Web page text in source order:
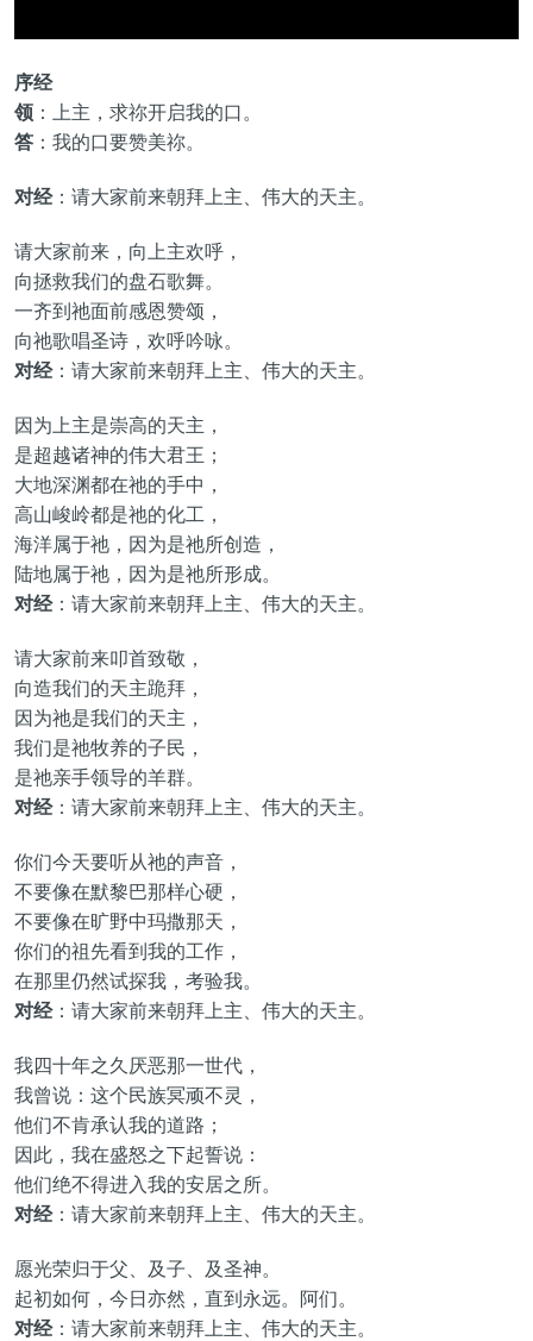
序经
领：上主，求祢开启我的口。
答：我的口要赞美祢。
对经：请大家前来朝拜上主、伟大的天主。
请大家前来，向上主欢呼，
向拯救我们的盘石歌舞。
一齐到祂面前感恩赞颂，
向祂歌唱圣诗，欢呼吟咏。
对经：请大家前来朝拜上主、伟大的天主。
因为上主是崇高的天主，
是超越诸神的伟大君王；
大地深渊都在祂的手中，
高山峻岭都是祂的化工，
海洋属于祂，因为是祂所创造，
陆地属于祂，因为是祂所形成。
对经：请大家前来朝拜上主、伟大的天主。
请大家前来叩首致敬，
向造我们的天主跪拜，
因为祂是我们的天主，
我们是祂牧养的子民，
是祂亲手领导的羊群。
对经：请大家前来朝拜上主、伟大的天主。
你们今天要听从祂的声音，
不要像在默黎巴那样心硬，
不要像在旷野中玛撒那天，
你们的祖先看到我的工作，
在那里仍然试探我，考验我。
对经：请大家前来朝拜上主、伟大的天主。
我四十年之久厌恶那一世代，
我曾说：这个民族冥顽不灵，
他们不肯承认我的道路；
因此，我在盛怒之下起誓说：
他们绝不得进入我的安居之所。
对经：请大家前来朝拜上主、伟大的天主。
愿光荣归于父、及子、及圣神。
起初如何，今日亦然，直到永远。阿们。
对经：请大家前来朝拜上主、伟大的天主。